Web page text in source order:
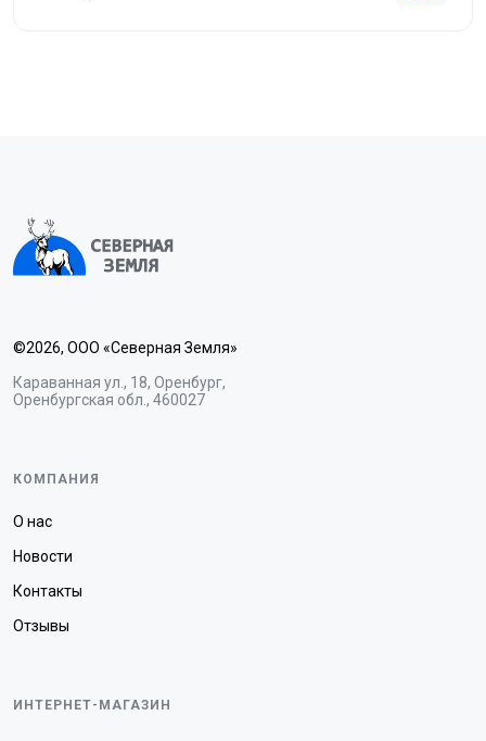
©2026, ООО «Северная Земля»
Караванная ул., 18, Оренбург,
Оренбургская обл., 460027
КОМПАНИЯ
О нас
Новости
Контакты
Отзывы
ИНТЕРНЕТ-МАГАЗИН